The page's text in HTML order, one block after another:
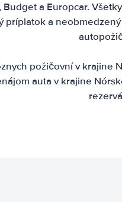
Budget a Europcar.
príplatok a
požičovní v krajine
auta v krajine